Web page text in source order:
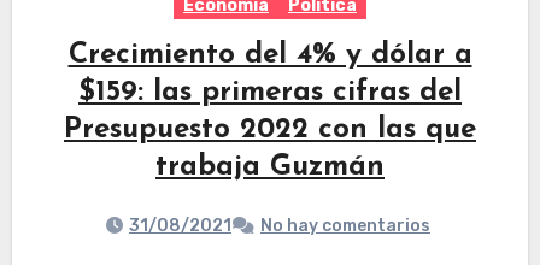
Economía Politica
Crecimiento del 4% y dólar a
$159: las primeras cifras del
Presupuesto 2022 con las que
trabaja Guzmán
31/08/2021 No hay comentarios